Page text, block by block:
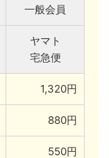
一般会員
ヤマト
宅急便
1,320円
880円
550円